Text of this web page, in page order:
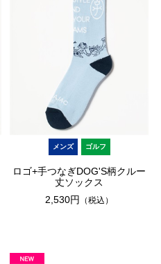
メンズ ゴルフ
ロゴ+手つなぎDOG'S柄クルー
丈ソックス
2,530円
（税込）